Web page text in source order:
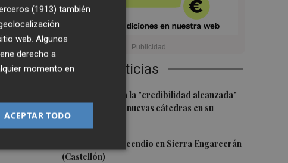
Últimas Noticias
El CACV destaca la "credibilidad alcanzada"
y la creación de nuevas cátedras en su
primer mandato
Controlado el incendio en Sierra Engarcerán
(Castellón)
de
(1913) también
web. Algunos
derecho a
momento en
ACEPTAR TODO